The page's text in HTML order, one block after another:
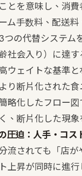
とを意味し、消
ム手数料、配送
つの代替システ
社会入り）に達
ウェイトな基準
り断片化された
略化したフロー
、断片化した現
圧迫：人手・コス
流されても「店
上昇が同時に進